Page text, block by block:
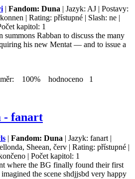
| Fandom: Duna | Jazyk: AJ | Postavy:
| Rating: přístupné | Slash: ne |
kapitol: 1
summons Rabban to discuss the many
his new Mentat — and to issue a
100% hodnoceno 1
- fanart
| Fandom: Duna | Jazyk: fanart |
Sheean, červ | Rating: přístupné |
| Počet kapitol: 1
where the BG finally found their first
the scene shdjjsbd very happy